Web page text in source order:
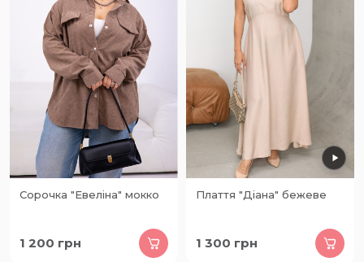
Сорочка "Евеліна" мокко
1 200 грн
Плаття "Діана" бежеве
1 300 грн